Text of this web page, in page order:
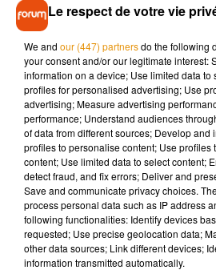
A post shared by The Ainsworth
Le respect de votre vie
We and our (447) partnersdo the following
your consent and/or our legitimate interest:
information on a device; Use limited data to
profiles for personalised advertising; Use
advertising; Measure advertising
performance; Understand audiences
of data from different sources; Develop and
profiles to personalise content; Use profiles
content; Use limited data to select content;
detect fraud, and fix errors; Deliver and
Save and communicate privacy choices.
process personal data such as IP address
following functionalities: Identify devices
requested; Use precise geolocation data;
other data sources; Link different devices;
information transmitted automatically.